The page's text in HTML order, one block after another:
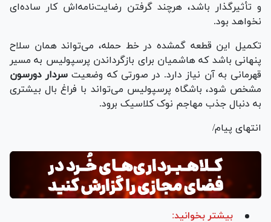
و تأثیرگذار باشد، هرچند گرفتن رضایت‌نامه‌اش کار ساده‌ای
نخواهد بود.
تکمیل این قطعه گمشده در خط حمله، می‌تواند همان سلاح
پنهانی باشد که هاشمیان برای بازگرداندن پرسپولیس به مسیر
قهرمانی به آن نیاز دارد. در صورتی که وضعیت سردار دورسون
مشخص شود، باشگاه پرسپولیس می‌تواند با فراغ بال بیشتری
به دنبال جذب مهاجم نوک کلاسیک برود.
انتهای پیام/
بیشتر بخوانید: